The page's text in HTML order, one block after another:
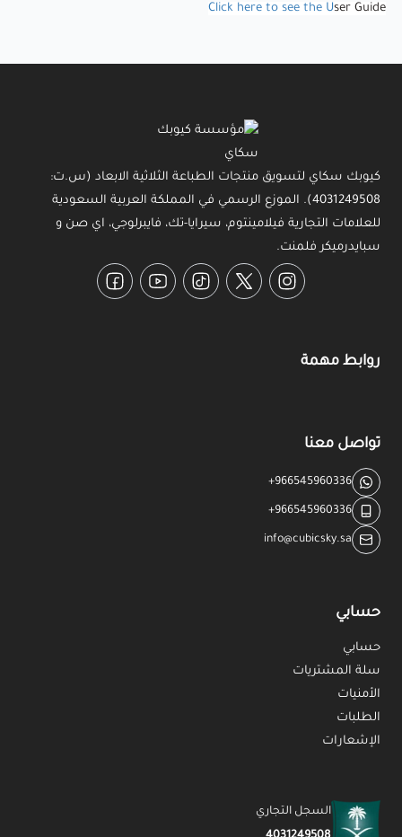
Click here to see the User Guide
كيوبك سكاي لتسويق منتجات الطباعة الثلاثية الابعاد (س.ت:
4031249508). الموزع الرسمي في المملكة العربية السعودية
للعلامات التجارية فيلامينتوم، سيرايا-تك، فايبرلوجي، اي صن و
سبايدرميكر فلمنت.
Instagram
Twitter
TikTok
YouTube
Facebook
روابط مهمة
تواصل معنا
+966545960336
+966545960336
info@cubicsky.sa
حسابي
حسابي
سلة المشتريات
الأمنيات
الطلبات
الإشعارات
السجل التجاري